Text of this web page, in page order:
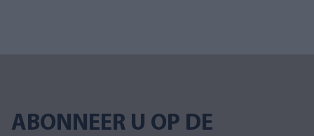
ABONNEER U OP DE